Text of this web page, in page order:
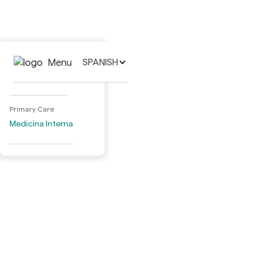
Menu SPANISH
Activities
Primary Care
Medicina Interna